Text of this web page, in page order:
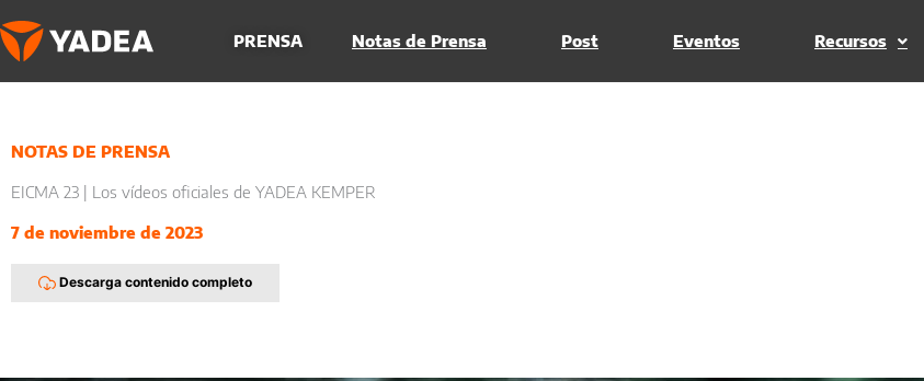
al
contenido
PRENSA Notas de Prensa Post Eventos Recursos
NOTAS DE PRENSA
EICMA 23 | Los vídeos oficiales de YADEA KEMPER
7 de noviembre de 2023
Descarga contenido completo